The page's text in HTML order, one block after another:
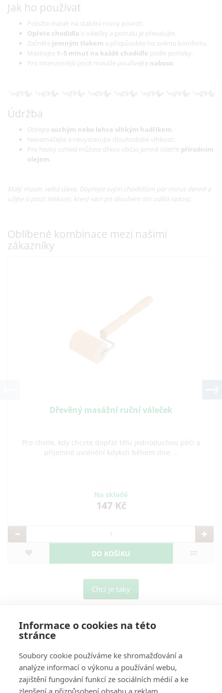
Informace o cookies na této
stránce
Soubory cookie používáme ke shromažďování a
analýze informací o výkonu a používání webu,
zajištění fungování funkcí ze sociálních médií a ke
zlepšení a přizpůsobení obsahu a reklam.
Jak ho používat
Položte masér na stabilní rovný povrch.
Opřete chodidla o válečky a pomalu je převalujte.
Začněte jemným tlakem a přizpůsobte ho svému komfortu.
Masírujte 1–5 minut na každé chodidlo podle potřeby.
Pro intenzivnější pocit masáže používejte naboso.
Údržba
Otírejte suchým nebo lehce vlhkým hadříkem.
Nenamáčejte a nevystavujte dlouhodobé vlhkosti.
Pro hezký vzhled můžete dřevo občas jemně ošetřit přírodním
olejem.
Malý masér, velká úleva. Dopřejte svým chodidlům pár minut denně a
užijte si pocit lehkosti, který vám po dlouhém dni udělá radost.
Oblíbené kombinace mezi našimi
zákazníky
Dřevěný masážní ruční váleček
Pro chvíle, kdy chcete dopřát tělu jednoduchou péči a
příjemné uvolnění kdykoli během dne. ..
Na skladě
147 Kč
DO KOŠÍKU
Chci je taky
O Nás